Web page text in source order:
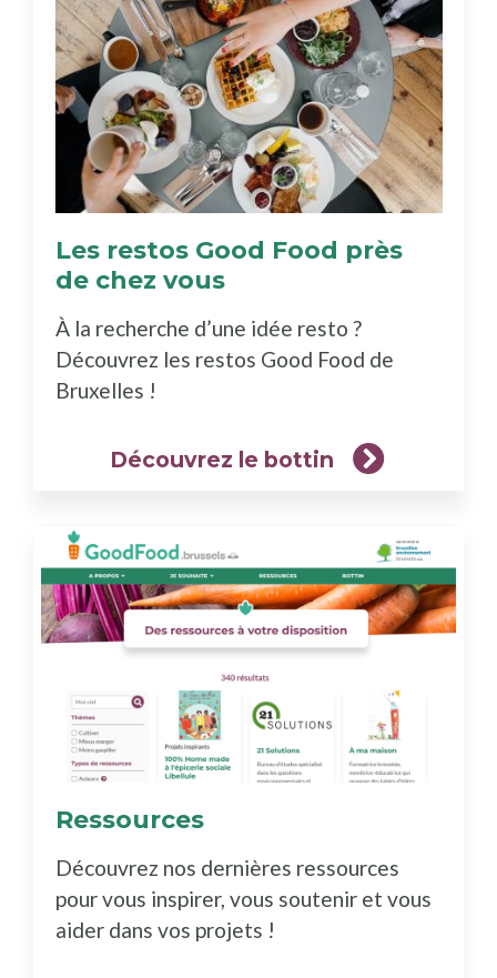
Les restos Good Food près
de chez vous
bottin)
À la recherche d’une idée resto ?
Découvrez les restos Good Food de
Bruxelles !
Découvrez le bottin
Ressources
plus)
Découvrez nos dernières ressources
pour vous inspirer, vous soutenir et vous
aider dans vos projets !